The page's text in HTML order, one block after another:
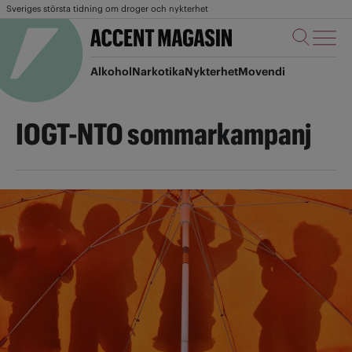
Sveriges största tidning om droger och nykterhet
AlkoholNarkotikaNykterhetMovendi
IOGT-NTO sommarkampanj